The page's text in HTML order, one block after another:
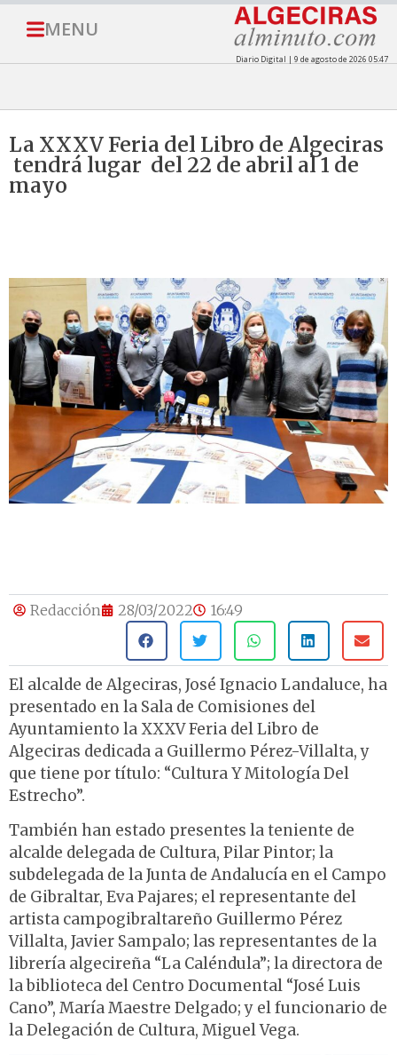
MENU
Diario Digital | 9 de agosto de 2026 05:47
La XXXV Feria del Libro de Algeciras
tendrá lugar del 22 de abril al 1 de
mayo
Redacción 28/03/2022 16:49
El alcalde de Algeciras, José Ignacio Landaluce, ha
presentado en la Sala de Comisiones del
Ayuntamiento la XXXV Feria del Libro de
Algeciras dedicada a Guillermo Pérez-Villalta, y
que tiene por título: “Cultura Y Mitología Del
Estrecho”.
También han estado presentes la teniente de
alcalde delegada de Cultura, Pilar Pintor; la
subdelegada de la Junta de Andalucía en el Campo
de Gibraltar, Eva Pajares; el representante del
artista campogibraltareño Guillermo Pérez
Villalta, Javier Sampalo; las representantes de la
librería algecireña “La Caléndula”; la directora de
la biblioteca del Centro Documental “José Luis
Cano”, María Maestre Delgado; y el funcionario de
la Delegación de Cultura, Miguel Vega.